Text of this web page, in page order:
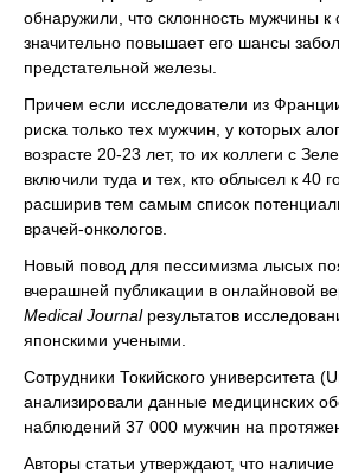
обнаружили, что склонность мужчины
значительно повышает его шансы
предстательной железы.
Причем если исследователи из
риска только тех мужчин, у которых
возрасте 20-23 лет, то их коллеги с
включили туда и тех, кто облысел к 40
расширив тем самым список
врачей-онкологов.
Новый повод для пессимизма лысых
вчерашней публикации в онлайновой
Medical Journalрезультатов
японскими учеными.
Сотрудники Токийского университета
анализировали данные медицинских
наблюдений 37 000 мужчин на
Авторы статьи утверждают, что